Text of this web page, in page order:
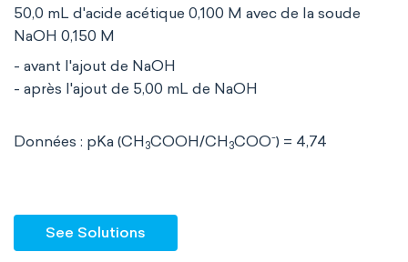
50,0 mL d'acide acétique 0,100 M avec de la soude
NaOH 0,150 M
- avant l'ajout de NaOH
- après l'ajout de 5,00 mL de NaOH
Données : pKa (CH 3COOH/CH 3COO-) = 4,74
See Solutions